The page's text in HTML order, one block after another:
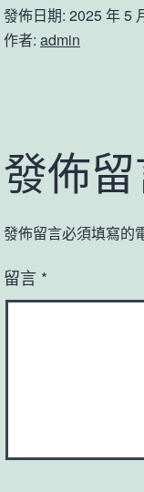
發佈日期: 2025 年 5
作者: admin
發佈
發佈留言必須填寫的
留言 *